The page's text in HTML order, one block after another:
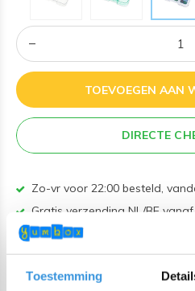
Toestemming
TOEVOEGEN AAN
DIRECTE
Zo-vr voor 22:00 besteld,
Gratis verzending NL/BE
€25!
Bestel voor 22:00 (NL) 21:00
Lekvrij makkelijk-te-openen